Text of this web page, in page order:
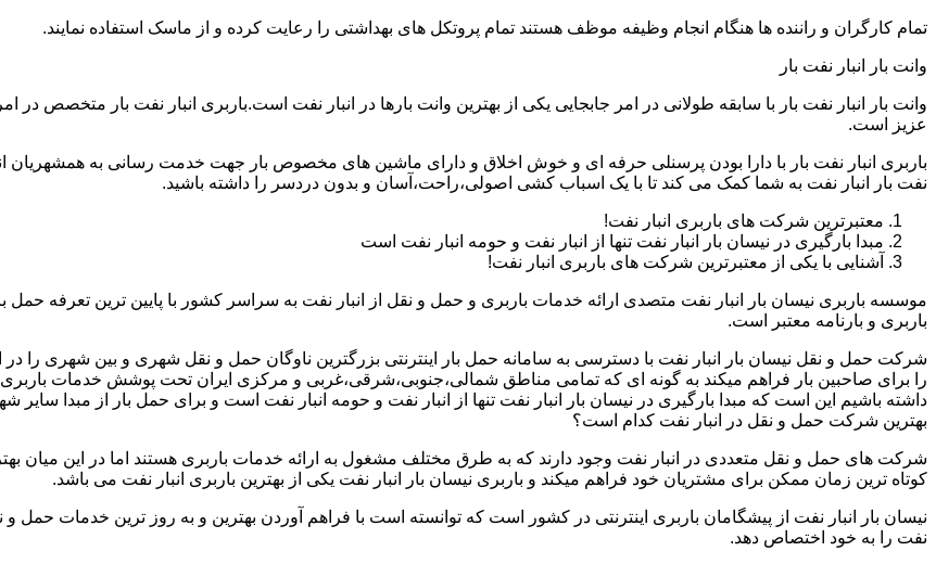
تمام کارگران و راننده ها هنگام انجام وظیفه موظف هستند تمام پروتکل های بهداشتی را رعایت کرده و از ماسک استفاده نمایند.
وانت بار انبار نفت بار
وانت بار انبار نفت بار با سابقه طولانی در امر جابجایی یکی از بهترین وانت بارها در انبار نفت است.باربری انبار نفت بار متخصص
عزیز است.
باربری انبار نفت بار با دارا بودن پرسنلی حرفه ای و خوش اخلاق و دارای ماشین های مخصوص بار جهت خدمت رسانی به همشهریان
نفت بار انبار نفت به شما کمک می کند تا با یک اسباب کشی اصولی،راحت،آسان و بدون دردسر را داشته باشید.
معتبرترین شرکت های باربری انبار نفت!
مبدا بارگیری در نیسان بار انبار نفت تنها از انبار نفت و حومه انبار نفت است
آشنایی با یکی از معتبرترین شرکت های باربری انبار نفت!
موسسه باربری نیسان بار انبار نفت متصدی ارائه خدمات باربری و حمل و نقل از انبار نفت به سراسر کشور با پایین ترین
باربری و بارنامه معتبر است.
شرکت حمل و نقل نیسان بار انبار نفت با دسترسی به سامانه حمل بار اینترنتی بزرگترین ناوگان حمل و نقل شهری و بین شهری را در
را برای صاحبین بار فراهم میکند به گونه ای که تمامی مناطق شمالی،جنوبی،شرقی،غربی و مرکزی ایران تحت پوشش خدمات باربری
داشته باشیم این است که مبدا بارگیری در نیسان بار انبار نفت تنها از انبار نفت و حومه انبار نفت است و برای حمل بار از مبدا
بهترین شرکت حمل و نقل در انبار نفت کدام است؟
شرکت های حمل و نقل متعددی در انبار نفت وجود دارند که به طرق مختلف مشغول به ارائه خدمات باربری هستند اما در این میان
کوتاه ترین زمان ممکن برای مشتریان خود فراهم میکند و باربری نیسان بار انبار نفت یکی از بهترین باربری انبار نفت می باشد.
نیسان بار انبار نفت از پیشگامان باربری اینترنتی در کشور است که توانسته است با فراهم آوردن بهترین و به روز ترین خدمات حمل و
نفت را به خود اختصاص دهد.